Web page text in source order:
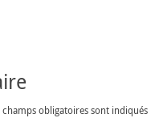
champs obligatoires sont indiqués